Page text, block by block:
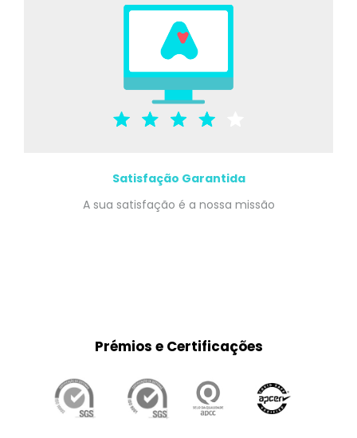
Satisfação Garantida
A sua satisfação é a nossa missão
Prémios e Certificações